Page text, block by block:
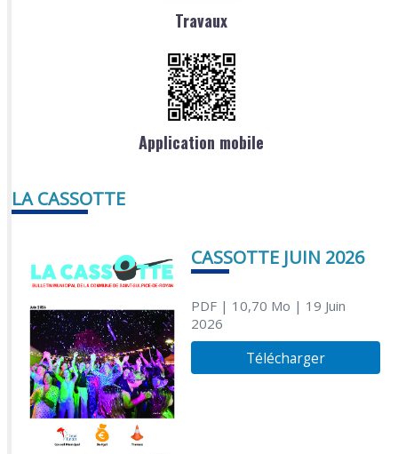
Travaux
Application mobile
LA CASSOTTE
CASSOTTE JUIN 2026
PDF| 10,70 Mo | 19 Juin
2026
Télécharger